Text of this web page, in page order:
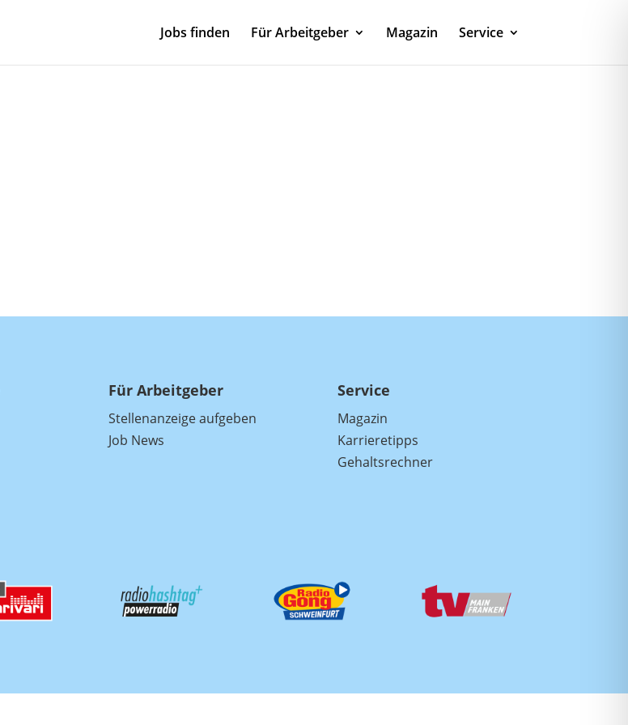
Jobs finden Für Arbeitgeber Magazin Service
Für Arbeitgeber
Stellenanzeige aufgeben
Job News
Service
Magazin
Karrieretipps
Gehaltsrechner